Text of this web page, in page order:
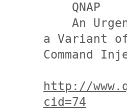
a Variant of
Command
http://
cid=74